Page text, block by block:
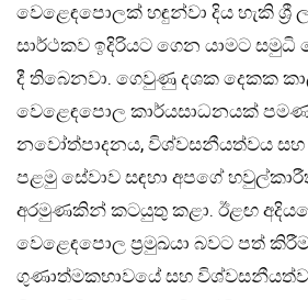
වෙළෙඳපොලක් හඳුන්වා දිය හැකි ශ්‍රී
සාර්ථකව ඉදිරියට ගෙන යාමට සමුධි
දී තිබෙනවා. ගෙවුණු දශක දෙකක
වෙළෙඳපොල කාර්යසාධනයක්
නවෝත්පාදනය, විශ්වසනීයත්වය
පළමු සේවාව සඳහා අපගේ
අරමුණකින් කටයුතු කළා. ඊළඟ අදියරේ
වෙළෙඳපොල ප්‍රමුඛයා බවට පත්
ගුණාත්මකභාවයේ සහ